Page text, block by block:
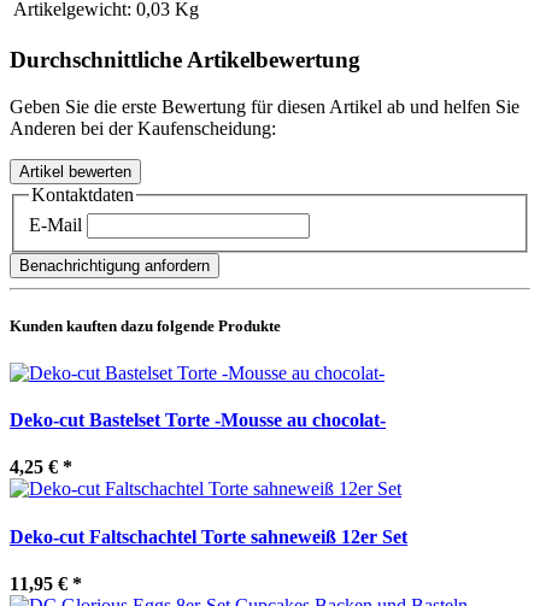
Artikelgewicht: 0,03 Kg
Durchschnittliche Artikelbewertung
Geben Sie die erste Bewertung für diesen Artikel ab und helfen Sie
Anderen bei der Kaufenscheidung:
Kontaktdaten
E-Mail
Benachrichtigung anfordern
Kunden kauften dazu folgende Produkte
Deko-cut Bastelset Torte -Mousse au chocolat-
4,25 € *
Deko-cut Faltschachtel Torte sahneweiß 12er Set
11,95 € *